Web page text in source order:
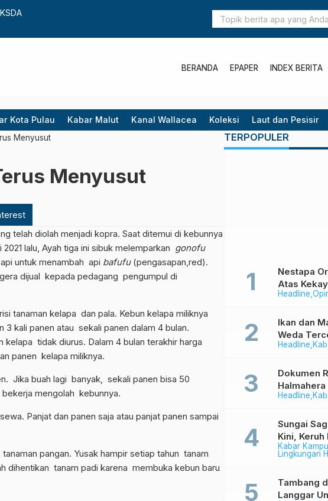
Balai KSDA Krisis Iklim Berdampak Serius
BERANDA EPAPER INDEX BERITA
Kota Pulau Kabar Malut Kanal Wallacea Koleksi Laut dan Pesisir
Menyusut
Menyusut
telah diolah menjadi kopra. Saat ditemui di kebunnya
lalu, Ayah tiga ini sibuk melemparkan gonofu
untuk menambah api bafufu (pengasapan,red).
dijual kepada pedagang pengumpul di
tanaman kelapa dan pala. Kebun kelapa miliknya
kali panen atau sekali panen dalam 4 bulan.
tidak diurus. Dalam 4 bulan terakhir harga
panen kelapa miliknya.
Jika buah lagi banyak, sekali panen bisa 50
mengolah kebunnya.
Panjat dan panen saja atau panjat panen sampai
pangan. Yusak hampir setiap tahun tanam
dihentikan tanam padi karena membuka kebun baru
TERPOPULER
Headline
Nestapa
Atas
Berlimpah
Headline
Ikan dan
Weda
Headline
Dokumen
Memihak
Kabar
Lingkungan
Sungai
Kini,
Tambang
Langgar